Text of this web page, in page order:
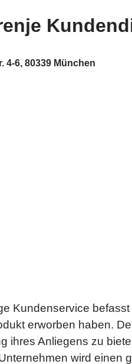
4-6, 80339 München
Kundenservice
erworben haben.
ihres Anliegens zu
wird